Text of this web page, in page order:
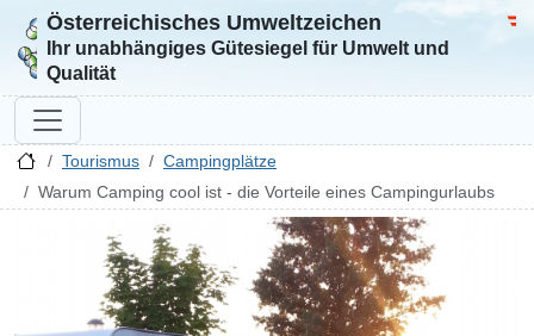
Zur Startseite
Österreichisches Umweltzeichen
Ihr unabhängiges Gütesiegel für Umwelt und
Qualität
Tourismus
Campingplätze
Warum Camping cool ist - die Vorteile eines Campingurlaubs